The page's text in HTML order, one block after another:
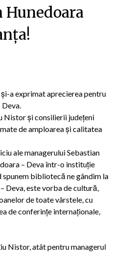
Hunedoara
a exprimat aprecierea pentru
Deva.
Nistor și consilierii județeni
de amploarea și calitatea
ale managerului Sebastian
– Deva într-o instituție
spunem bibliotecă ne gândim la
Deva, este vorba de cultură,
de toate vârstele, cu
de conferințe internaționale,
Nistor, atât pentru managerul